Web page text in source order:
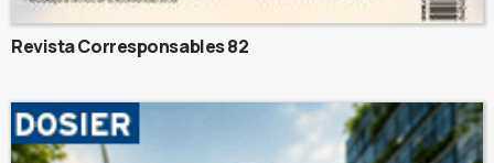
Revista Corresponsables 82